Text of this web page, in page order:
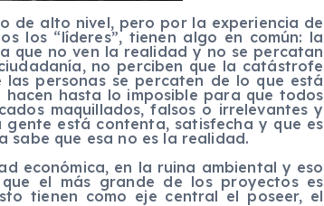
de alto nivel, pero por la experiencia de
los “líderes”, tienen algo en común: la
que no ven la realidad y no se percatan
no perciben que la catástrofe
personas se percaten de lo que está
hasta lo imposible para que todos
maquillados, falsos o irrelevantes y
está contenta, satisfecha y que es
sabe que esa no es la realidad.
económica, en la ruina ambiental y eso
el más grande de los proyectos es
tienen como eje central el poseer, el